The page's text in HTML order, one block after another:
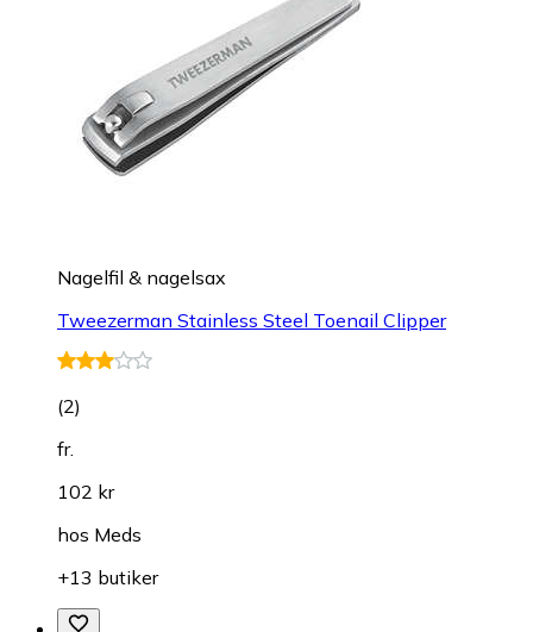
Nagelfil & nagelsax
Tweezerman Stainless Steel Toenail Clipper
(2)
fr.
102 kr
hos Meds
+13 butiker